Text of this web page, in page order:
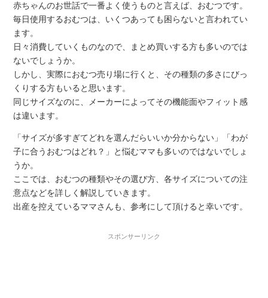
赤ちゃんのお世話で一番よく使うものと言えば、おむつです。
毎日使用するおむつは、いくつあっても困らないと言われてい
ます。
日々消費していくものなので、まとめ買いする方も多いのでは
ないでしょうか。
しかし、実際におむつ売り場に行くと、その種類の多さにびっ
くりする方もいると思います。
同じサイズなのに、メーカーによってその機能面やフィット感
は違います。
「サイズが多すぎてどれを選んだらいいか分からない」「わが
子に合うおむつはどれ？」と悩むママも多いのではないでしょ
うか。
ここでは、おむつの種類やその選び方、各サイズについての注
意点などを詳しく解説していきます。
出産を控えているママさんも、参考にして頂けると幸いです。
スポンサーリンク